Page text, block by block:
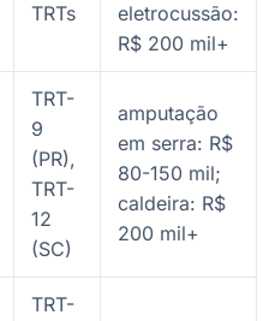
TRTs
eletrocussão:
R$ 200 mil+
TRT-
9
(PR),
TRT-
12
(SC)
amputação
em serra: R$
80-150 mil;
caldeira: R$
200 mil+
TRT-